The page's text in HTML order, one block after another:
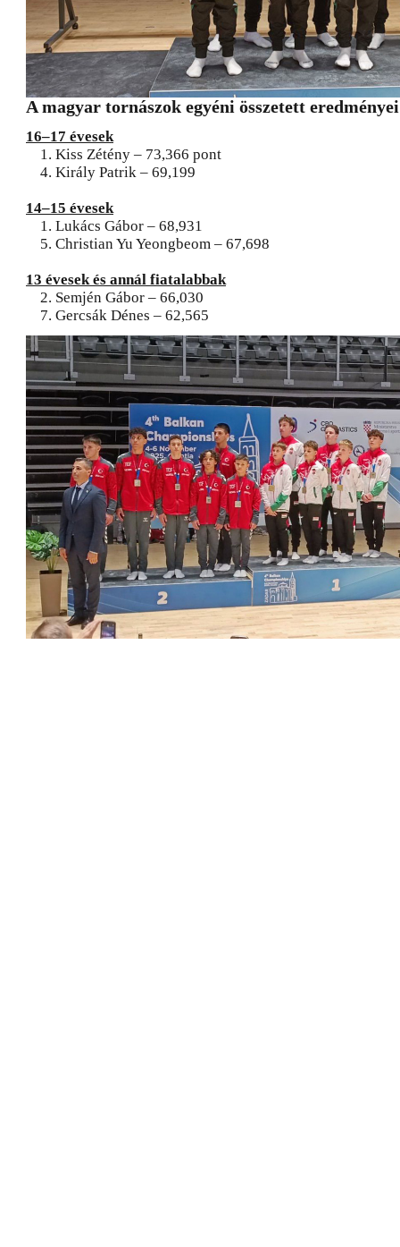
A magyar tornászok egyéni összetett
16–17 évesek
1. Kiss Zétény – 73,366 pont
4. Király Patrik – 69,199
14–15 évesek
1. Lukács Gábor – 68,931
5. Christian Yu Yeongbeom – 67,698
13 évesek és annál fiatalabbak
2. Semjén Gábor – 66,030
7. Gercsák Dénes – 62,565